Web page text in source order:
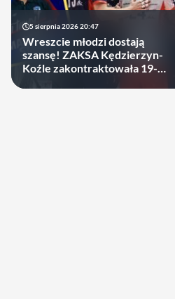
5 sierpnia 2026 20:47
Wreszcie młodzi dostają
szansę! ZAKSA Kędzierzyn-
Koźle zakontraktowała 19-